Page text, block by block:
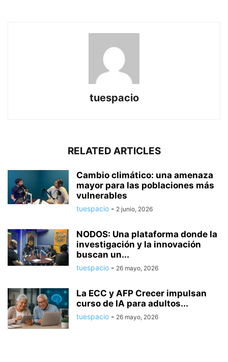
tuespacio
RELATED ARTICLES
Cambio climático: una amenaza
mayor para las poblaciones más
vulnerables
tuespacio - 2 junio, 2026
NODOS: Una plataforma donde la
investigación y la innovación
buscan un...
tuespacio - 26 mayo, 2026
La ECC y AFP Crecer impulsan
curso de IA para adultos...
tuespacio - 26 mayo, 2026